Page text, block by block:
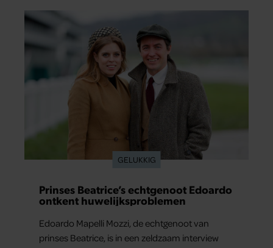
GELUKKIG
Prinses Beatrice’s echtgenoot Edoardo
ontkent huwelijksproblemen
Edoardo Mapelli Mozzi, de echtgenoot van
prinses Beatrice, is in een zeldzaam interview